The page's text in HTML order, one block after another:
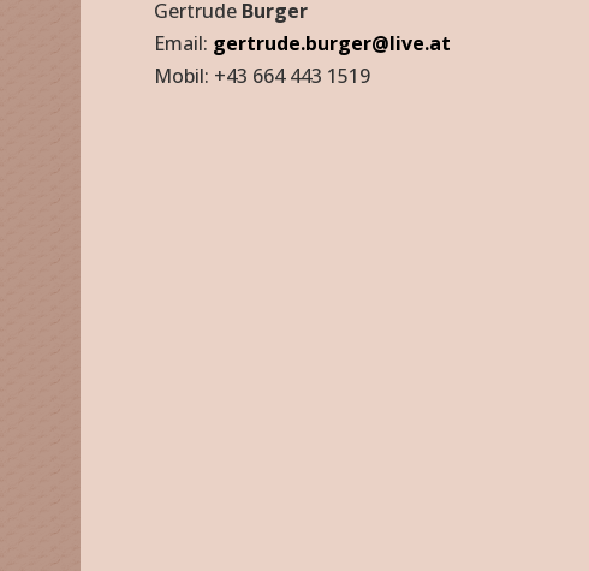
Gertrude Burger
Email: gertrude.burger@live.at
Mobil: +43 664 443 1519